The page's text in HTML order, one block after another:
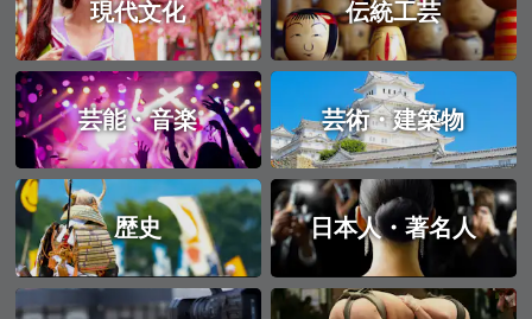
現代文化 伝統工芸
芸能・音楽 芸術・建築物
歴史 日本人・著名人